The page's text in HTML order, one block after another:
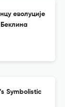
еволуције
Symbolistic